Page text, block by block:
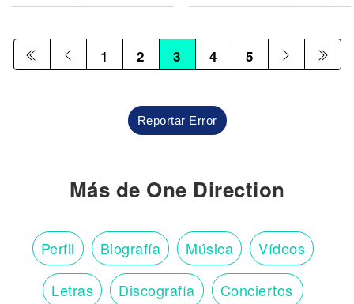
1 2 3 4 5
Reportar Error
Más de One Direction
Perfil Biografía Música Vídeos
Letras Discografía Conciertos